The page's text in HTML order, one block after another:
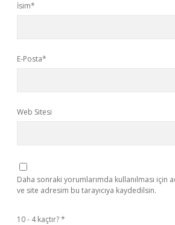
İsim*
E-Posta*
Web Sitesi
Daha sonraki yorumlarımda kullanılması için
ve site adresim bu tarayıcıya kaydedilsin.
10 - 4 kaçtır?*